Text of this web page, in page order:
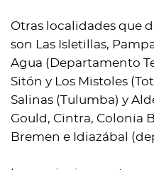
Otras localidades que
son Las Isletillas,
Agua (Departamento
Sitón y Los Mistoles
Salinas (Tulumba) y
Gould, Cintra, Colonia
Bremen e Idiazábal